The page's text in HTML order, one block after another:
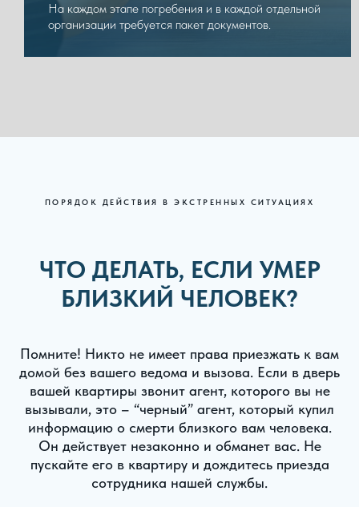
На каждом этапе погребения и в каждой отдельной
организации требуется пакет документов.
ПОРЯДОК ДЕЙСТВИЯ В ЭКСТРЕННЫХ СИТУАЦИЯХ
ЧТО ДЕЛАТЬ, ЕСЛИ УМЕР
БЛИЗКИЙ ЧЕЛОВЕК?
Помните! Никто не имеет права приезжать к вам
домой без вашего ведома и вызова. Если в дверь
вашей квартиры звонит агент, которого вы не
вызывали, это – “черный” агент, который купил
информацию о смерти близкого вам человека.
Он действует незаконно и обманет вас. Не
пускайте его в квартиру и дождитесь приезда
сотрудника нашей службы.